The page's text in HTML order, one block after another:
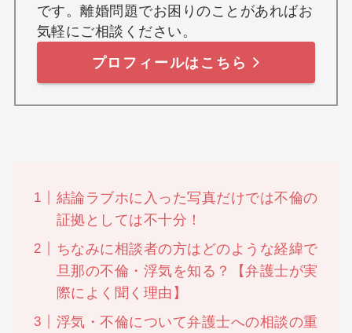
です。離婚問題でお困りのことがあればお
気軽にご相談ください。
プロフィールはこちら
結論ラブホに入った写真だけでは不倫の
証拠としては不十分！
ちなみに相談者の方はどのような経緯で
旦那の不倫・浮気を知る？【弁護士が実
際によく聞く理由】
浮気・不倫について弁護士への相談の重